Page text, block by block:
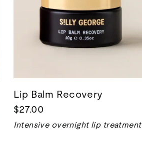
Lip Balm Recovery
$27.00
Intensive overnight lip treatment